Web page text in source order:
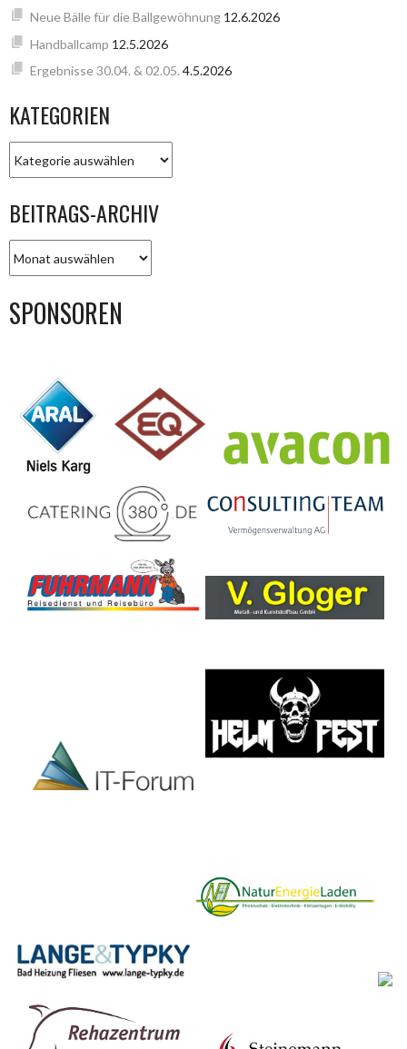
Neue Bälle für die Ballgewöhnung 12.6.2026
Handballcamp 12.5.2026
Ergebnisse 30.04. & 02.05. 4.5.2026
KATEGORIEN
BEITRAGS-ARCHIV
ARCHIV
SPONSOREN